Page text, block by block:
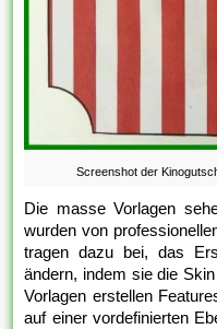
Screenshot der
Die masse Vorlagen
wurden von
tragen dazu bei, das
ändern, indem sie die
Vorlagen erstellen
auf einer vordefinierten